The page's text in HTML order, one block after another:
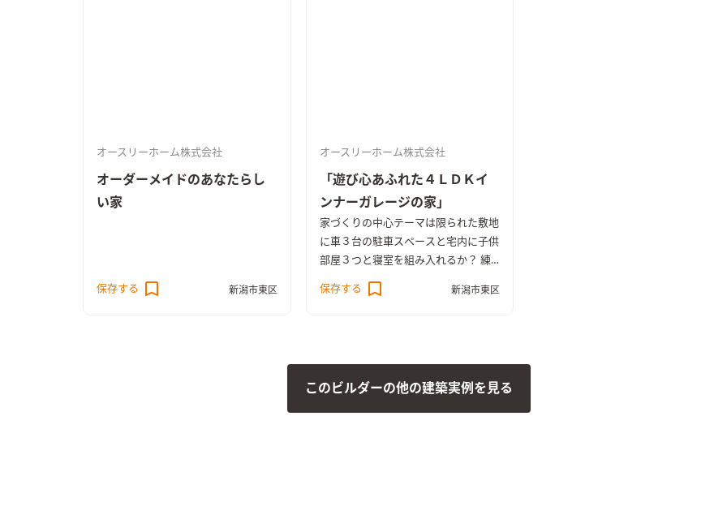
オースリーホーム株式会社
オーダーメイドのあなたらし
い家
保存する 新潟市東区
オースリーホーム株式会社
「遊び心あふれた４ＬＤＫイ
ンナーガレージの家」
家づくりの中心テーマは限られた敷地
に車３台の駐車スペースと宅内に子供
部屋３つと寝室を組み入れるか？ 練
ザイン性なお家に仕上がりました。
ました。 シンプルで品がある外観に
保存する 新潟市東区
このビルダーの他の建築実例を見る